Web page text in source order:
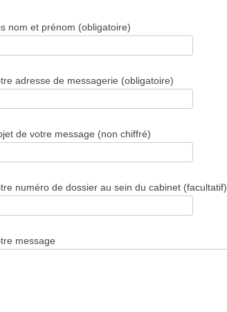
nom et prénom (obligatoire)
adresse de messagerie (obligatoire)
de votre message (non chiffré)
numéro de dossier au sein du cabinet (facultatif)
message